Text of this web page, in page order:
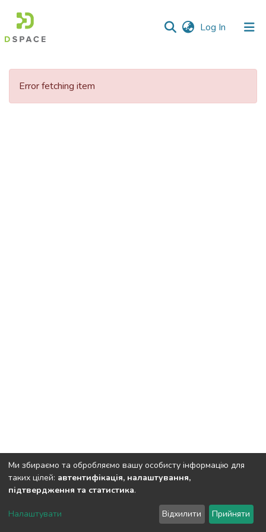
Log In (current)
Communities
Error fetching item
DSpace software copyright © 2002-2026 LYRASIS
Cookie settings
Ми збираємо та обробляємо вашу особисту інформацію для
таких цілей: автентифікація, налаштування,
підтвердження та статистика.
Налаштувати Відхилити Прийняти